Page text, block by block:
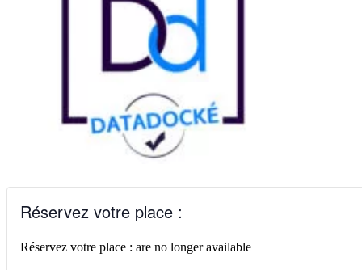
Réservez votre place :
Réservez votre place : are no longer available